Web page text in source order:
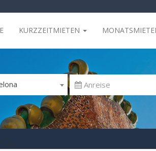
KURZZEITMIETEN